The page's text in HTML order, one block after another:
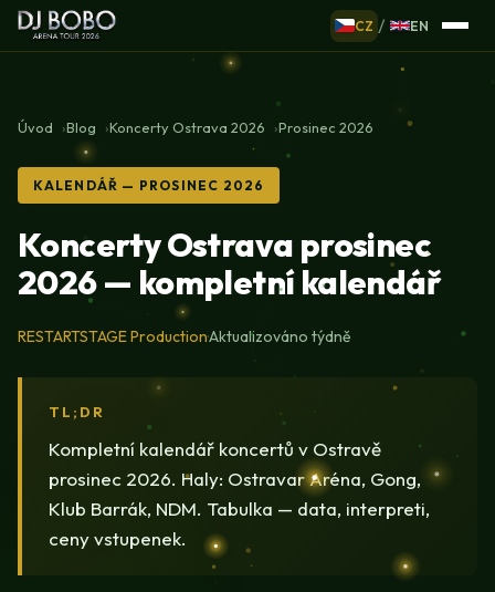
CZ / EN
Úvod Blog Koncerty Ostrava 2026 Prosinec 2026
KALENDÁŘ — PROSINEC 2026
Koncerty Ostrava prosinec
2026 — kompletní kalendář
RESTARTSTAGE Production·Aktualizováno týdně
TL;DR
Kompletní kalendář koncertů v Ostravě
prosinec 2026. Haly: Ostravar Aréna, Gong,
Klub Barrák, NDM. Tabulka — data, interpreti,
ceny vstupenek.